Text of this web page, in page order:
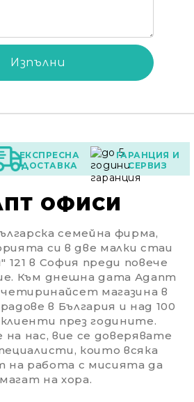
ЕКСПРЕСНА
ДОСТАВКА
ГАРАНЦИЯ И
СЕРВИЗ
ОФИСИ
семейна фирма,
си в две малки стаи
121 в София преди повече
Към днешна дата Адапт
четиринайсет магазина в
в България и над 100
през годините.
на нас, вие се доверявате
които всяка
на работа с мисията да
на хора.